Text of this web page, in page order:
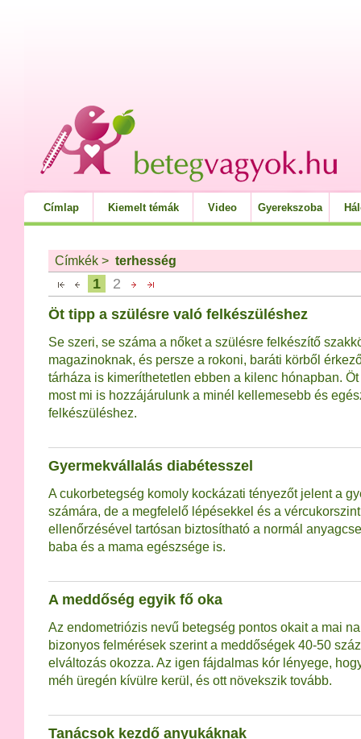
Címlap Kiemelt témák Video Gyerekszoba
Címkék > terhesség
1
2
Öt tipp a szülésre való felkészüléshez
Se szeri, se száma a nőket a szülésre felkészítő
magazinoknak, és persze a rokoni, baráti körből
tárháza is kimeríthetetlen ebben a kilenc hónapban.
most mi is hozzájárulunk a minél kellemesebb és
felkészüléshez.
Gyermekvállalás diabétesszel
A cukorbetegség komoly kockázati tényezőt jelent a
számára, de a megfelelő lépésekkel és a
ellenőrzésével tartósan biztosítható a normál
baba és a mama egészsége is.
A meddőség egyik fő oka
Az endometriózis nevű betegség pontos okait a mai
bizonyos felmérések szerint a meddőségek 40-50
elváltozás okozza. Az igen fájdalmas kór lényege,
méh üregén kívülre kerül, és ott növekszik tovább.
Tanácsok kezdő anyukáknak